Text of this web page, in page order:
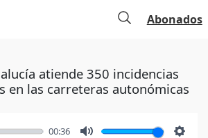
Abonados
atiende 350 incidencias
en las carreteras autonómicas
00:36